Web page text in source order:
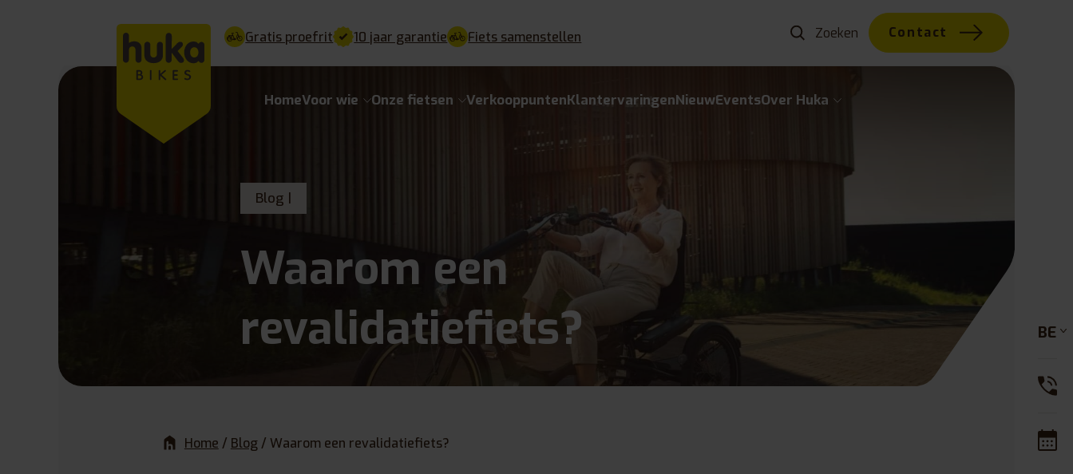
Gratis proefrit 10 jaar garantie Fiets samenstellen Contact
HomeVoor wie Onze fietsen VerkooppuntenKlantervaringenNieuwEventsOver Huka
Blog |
Waarom een
revalidatiefiets?
Home / Blog/ Waarom een revalidatiefiets?
BE